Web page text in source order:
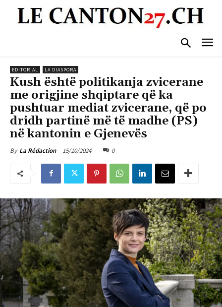
EDITORIAL LA DIASPORA
Kush është politikanja zvicerane
me origjine shqiptare që ka
pushtuar mediat zvicerane, që po
dridh partinë më të madhe (PS)
në kantonin e Gjenevës
By La Rédaction 15/10/2024 0